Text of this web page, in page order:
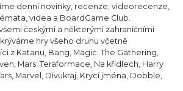
denní novinky, recenze, videorecenze,
videa a BoardGame Club.
českými a některými zahraničními
hry všeho druhu včetně
z Katanu, Bang, Magic: The Gathering,
Mars: Teraformace, Na křídlech, Harry
Marvel, Divukraj, Krycí jména, Dobble,